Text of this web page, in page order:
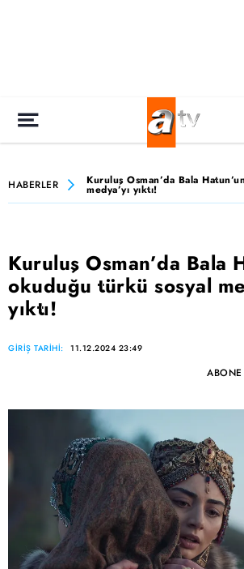
HABERLER Kuruluş Osman’da Bala
medya’yı yıktı!
Kuruluş Osman’da Bala
okuduğu türkü sosyal
yıktı!
GİRİŞ TARİHİ: 11.12.2024 23:49